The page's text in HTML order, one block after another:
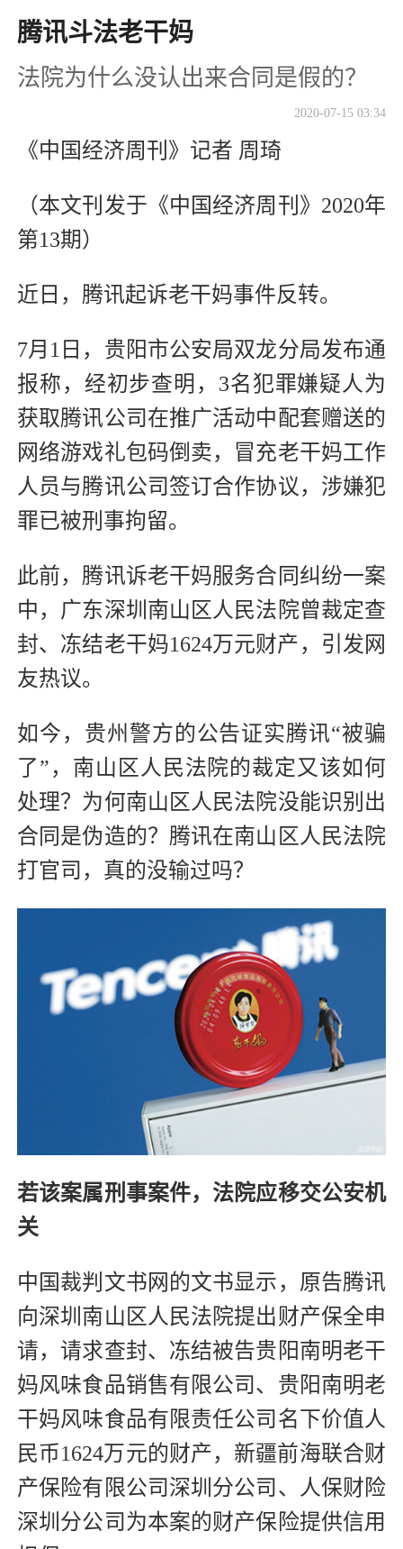
腾讯斗法老干妈
法院为什么没认出来合同是假的？
2020-07-15 03:34
《中国经济周刊》记者 周琦
（本文刊发于《中国经济周刊》2020年
第13期）
近日，腾讯起诉老干妈事件反转。
7月1日，贵阳市公安局双龙分局发布通
报称，经初步查明，3名犯罪嫌疑人为
获取腾讯公司在推广活动中配套赠送的
网络游戏礼包码倒卖，冒充老干妈工作
人员与腾讯公司签订合作协议，涉嫌犯
罪已被刑事拘留。
此前，腾讯诉老干妈服务合同纠纷一案
中，广东深圳南山区人民法院曾裁定查
封、冻结老干妈1624万元财产，引发网
友热议。
如今，贵州警方的公告证实腾讯“被骗
了”，南山区人民法院的裁定又该如何
处理？为何南山区人民法院没能识别出
合同是伪造的？腾讯在南山区人民法院
打官司，真的没输过吗？
若该案属刑事案件，法院应移交公安机
关
中国裁判文书网的文书显示，原告腾讯
向深圳南山区人民法院提出财产保全申
请，请求查封、冻结被告贵阳南明老干
妈风味食品销售有限公司、贵阳南明老
干妈风味食品有限责任公司名下价值人
民币1624万元的财产，新疆前海联合财
产保险有限公司深圳分公司、人保财险
深圳分公司为本案的财产保险提供信用